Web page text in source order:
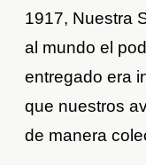
1917, Nuestra
al mundo el
entregado era
que nuestros
de manera